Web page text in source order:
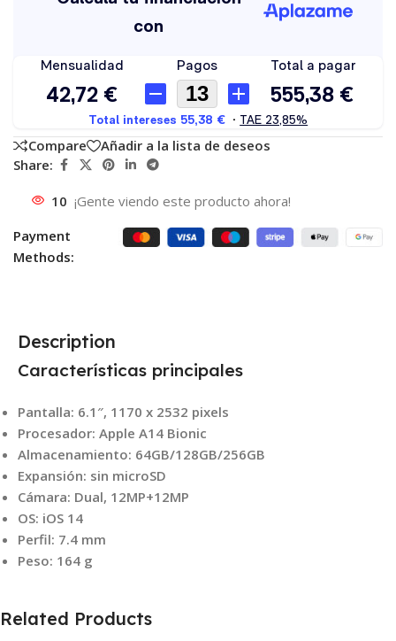
Compare
Añadir a la lista de deseos
Share:
10 ¡Gente viendo este producto ahora!
Payment
Methods:
Description
Características principales
Pantalla: 6.1″, 1170 x 2532 pixels
Procesador: Apple A14 Bionic
Almacenamiento: 64GB/128GB/256GB
Expansión: sin microSD
Cámara: Dual, 12MP+12MP
OS: iOS 14
Perfil: 7.4 mm
Peso: 164 g
Related Products